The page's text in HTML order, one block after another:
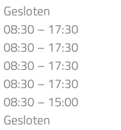
Gesloten
08:30 – 17:30
08:30 – 17:30
08:30 – 17:30
08:30 – 17:30
08:30 – 15:00
Gesloten